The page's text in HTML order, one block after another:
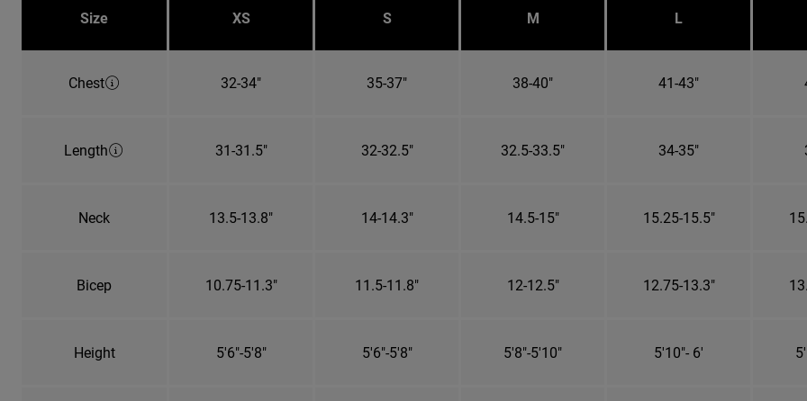
Size XS S M L
Chest 32-34" 35-37" 38-40" 41-43"
Length 31-31.5" 32-32.5" 32.5-33.5" 34-35"
Neck 13.5-13.8" 14-14.3" 14.5-15" 15.25-15.5"
Bicep 10.75-11.3" 11.5-11.8" 12-12.5" 12.75-13.3"
Height 5'6"-5'8" 5'6"-5'8" 5'8"-5'10" 5'10"- 6'